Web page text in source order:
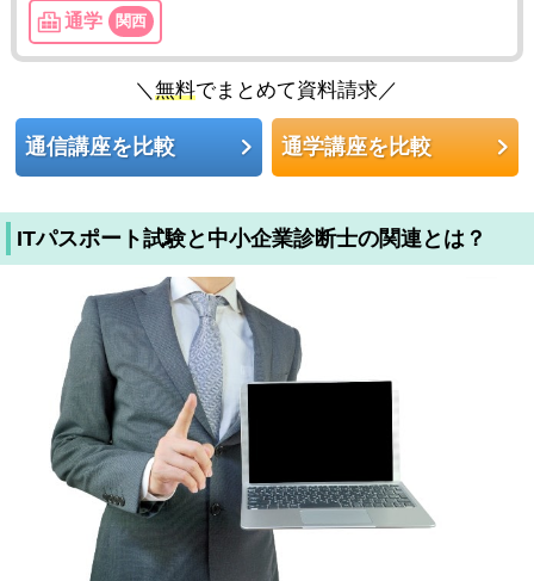
通学 関西
＼無料でまとめて資料請求／
通信講座を比較 通学講座を比較
ITパスポート試験と中小企業診断士の関連とは？